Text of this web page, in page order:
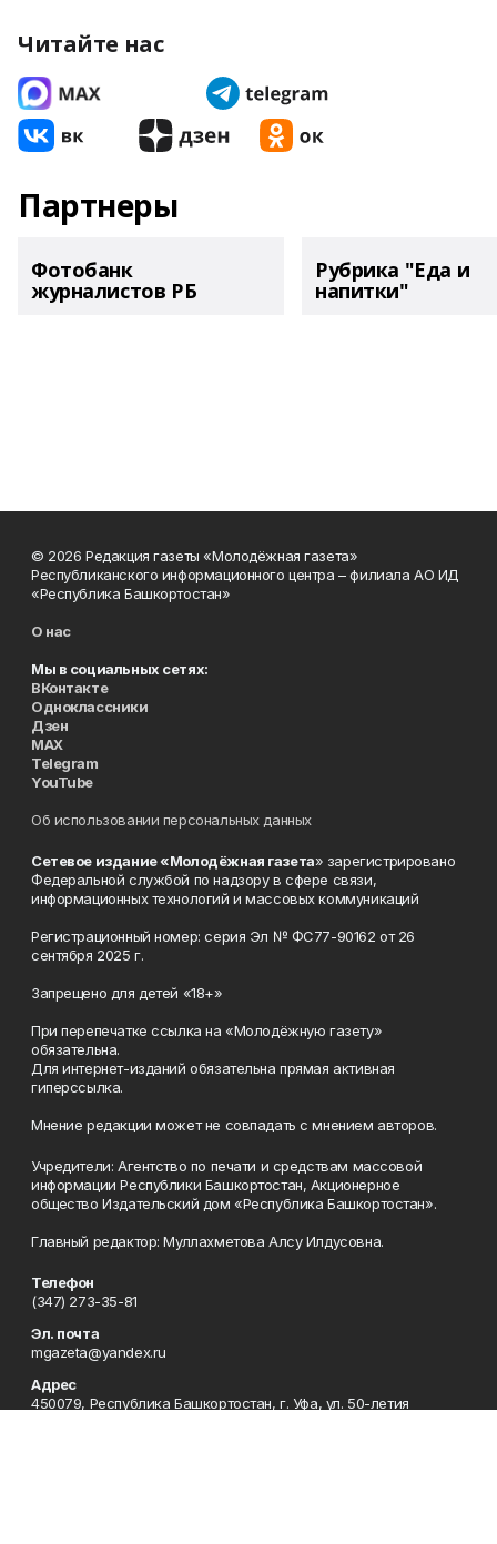
Читайте нас
Партнеры
Фотобанк
журналистов РБ
Рубрика "Еда и
напитки"
© 2026 Редакция газеты «Молодёжная газета»
Республиканского информационного центра – филиала АО ИД
«Республика Башкортостан»
О нас
Мы в социальных сетях:
ВКонтакте
Одноклассники
Дзен
MAX
Telegram
YouTube
Об использовании персональных данных
Сетевое издание «Молодёжная газета» зарегистрировано
Федеральной службой по надзору в сфере связи,
информационных технологий и массовых коммуникаций
Регистрационный номер: серия Эл № ФС77-90162 от 26
сентября 2025 г.
Запрещено для детей «18+»
При перепечатке ссылка на «Молодёжную газету»
обязательна.
Для интернет-изданий обязательна прямая активная
гиперссылка.
Мнение редакции может не совпадать с мнением авторов.
Учредители: Агентство по печати и средствам массовой
информации Республики Башкортостан, Акционерное
общество Издательский дом «Республика Башкортостан».
Главный редактор: Муллахметова Алсу Илдусовна.
Телефон
(347) 273-35-81
Эл. почта
mgazeta@yandex.ru
Адрес
450079, Республика Башкортостан, г. Уфа, ул. 50-летия